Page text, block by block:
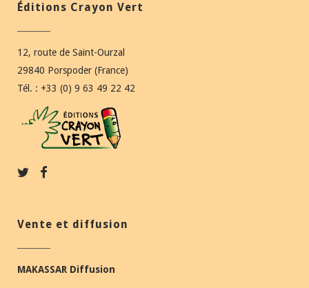
Éditions Crayon Vert
12, route de Saint-Ourzal
29840 Porspoder (France)
Tél. : +33 (0) 9 63 49 22 42
Vente et diffusion
MAKASSAR Diffusion